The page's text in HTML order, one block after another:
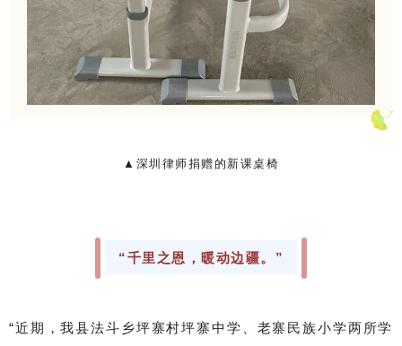
▲深圳律师捐赠的新课桌椅
“千里之恩，暖动边疆。”
“近期，我县法斗乡坪寨村坪寨中学、老寨民族小学两所学